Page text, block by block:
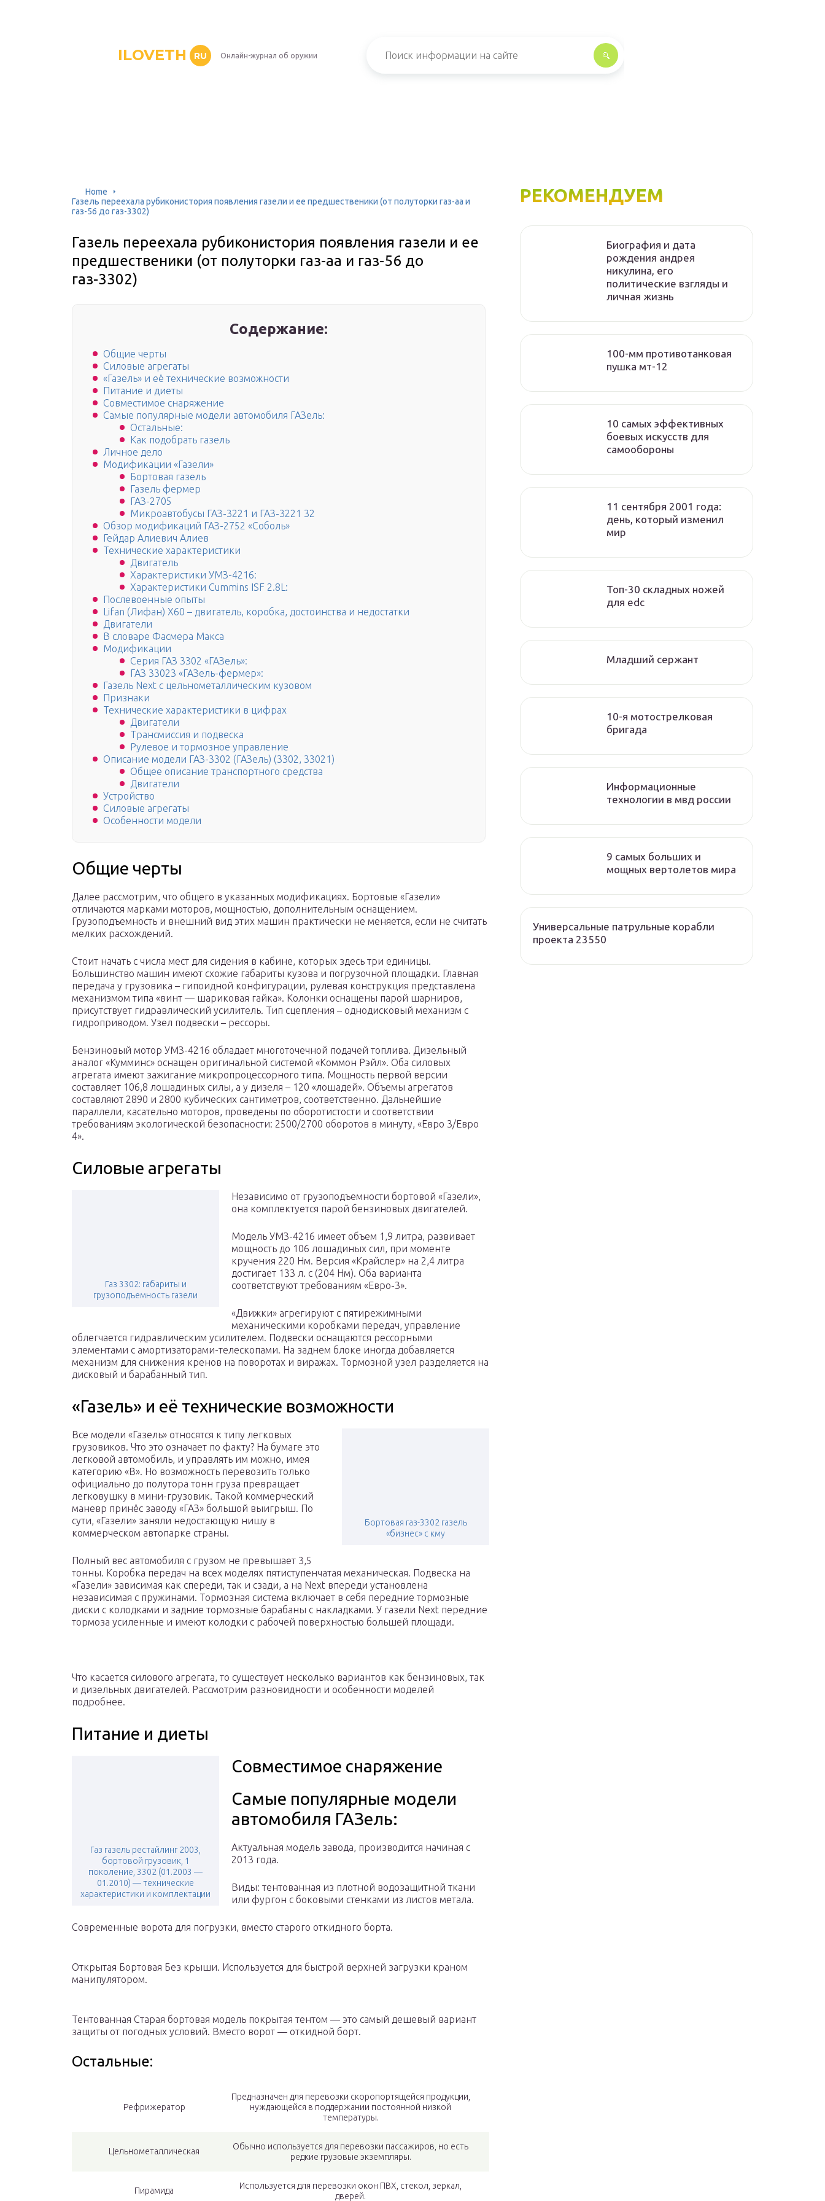
ILOVETH RU Онлайн-журнал об оружии
Home
Газель переехала рубиконистория появления газели и ее предшественики (от полуторки газ-аа и
газ-56 до газ-3302)
Газель переехала рубиконистория появления газели и ее
предшественики (от полуторки газ-аа и газ-56 до
газ-3302)
Содержание:
Общие черты
Силовые агрегаты
«Газель» и её технические возможности
Питание и диеты
Совместимое снаряжение
Самые популярные модели автомобиля ГАЗель:
Остальные:
Как подобрать газель
Личное дело
Модификации «Газели»
Бортовая газель
Газель фермер
ГАЗ-2705
Микроавтобусы ГАЗ-3221 и ГАЗ-3221 32
Обзор модификаций ГАЗ-2752 «Соболь»
Гейдар Алиевич Алиев
Технические характеристики
Двигатель
Характеристики УМЗ-4216:
Характеристики Cummins ISF 2.8L:
Послевоенные опыты
Lifan (Лифан) X60 – двигатель, коробка, достоинства и недостатки
Двигатели
В словаре Фасмера Макса
Модификации
Серия ГАЗ 3302 «ГАЗель»:
ГАЗ 33023 «ГАЗель-фермер»:
Газель Next с цельнометаллическим кузовом
Признаки
Технические характеристики в цифрах
Двигатели
Трансмиссия и подвеска
Рулевое и тормозное управление
Описание модели ГАЗ-3302 (ГАЗель) (3302, 33021)
Общее описание транспортного средства
Двигатели
Устройство
Силовые агрегаты
Особенности модели
Общие черты
Далее рассмотрим, что общего в указанных модификациях. Бортовые «Газели»
отличаются марками моторов, мощностью, дополнительным оснащением.
Грузоподъемность и внешний вид этих машин практически не меняется, если не считать
мелких расхождений.
Стоит начать с числа мест для сидения в кабине, которых здесь три единицы.
Большинство машин имеют схожие габариты кузова и погрузочной площадки. Главная
передача у грузовика – гипоидной конфигурации, рулевая конструкция представлена
механизмом типа «винт — шариковая гайка». Колонки оснащены парой шарниров,
присутствует гидравлический усилитель. Тип сцепления – однодисковый механизм с
гидроприводом. Узел подвески – рессоры.
Бензиновый мотор УМЗ-4216 обладает многоточечной подачей топлива. Дизельный
аналог «Кумминс» оснащен оригинальной системой «Коммон Рэйл». Оба силовых
агрегата имеют зажигание микропроцессорного типа. Мощность первой версии
составляет 106,8 лошадиных силы, а у дизеля – 120 «лошадей». Объемы агрегатов
составляют 2890 и 2800 кубических сантиметров, соответственно. Дальнейшие
параллели, касательно моторов, проведены по оборотистости и соответствии
требованиям экологической безопасности: 2500/2700 оборотов в минуту, «Евро 3/Евро
4».
Силовые агрегаты
Газ 3302: габариты и
грузоподъемность газели
Независимо от грузоподъемности бортовой «Газели»,
она комплектуется парой бензиновых двигателей.
Модель УМЗ-4216 имеет объем 1,9 литра, развивает
мощность до 106 лошадиных сил, при моменте
кручения 220 Нм. Версия «Крайслер» на 2,4 литра
достигает 133 л. с (204 Нм). Оба варианта
соответствуют требованиям «Евро-3».
«Движки» агрегируют с пятирежимными
механическими коробками передач, управление
облегчается гидравлическим усилителем. Подвески оснащаются рессорными
элементами с амортизаторами-телескопами. На заднем блоке иногда добавляется
механизм для снижения кренов на поворотах и виражах. Тормозной узел разделяется на
дисковый и барабанный тип.
«Газель» и её технические возможности
Бортовая газ-3302 газель
«бизнес» с кму
Все модели «Газель» относятся к типу легковых
грузовиков. Что это означает по факту? На бумаге это
легковой автомобиль, и управлять им можно, имея
категорию «В». Но возможность перевозить только
официально до полутора тонн груза превращает
легковушку в мини-грузовик. Такой коммерческий
маневр принёс заводу «ГАЗ» большой выигрыш. По
сути, «Газели» заняли недостающую нишу в
коммерческом автопарке страны.
Полный вес автомобиля с грузом не превышает 3,5
тонны. Коробка передач на всех моделях пятиступенчатая механическая. Подвеска на
«Газели» зависимая как спереди, так и сзади, а на Next впереди установлена
независимая с пружинами. Тормозная система включает в себя передние тормозные
диски с колодками и задние тормозные барабаны с накладками. У газели Next передние
тормоза усиленные и имеют колодки с рабочей поверхностью большей площади.
Что касается силового агрегата, то существует несколько вариантов как бензиновых, так
и дизельных двигателей. Рассмотрим разновидности и особенности моделей
подробнее.
Питание и диеты
Газ газель рестайлинг 2003,
бортовой грузовик, 1
поколение, 3302 (01.2003 —
01.2010) — технические
характеристики и комплектации
Совместимое снаряжение
Самые популярные модели
автомобиля ГАЗель:
Актуальная модель завода, производится начиная с
2013 года.
Виды: тентованная из плотной водозащитной ткани
или фургон с боковыми стенками из листов метала.
Современные ворота для погрузки, вместо старого откидного борта.
Открытая Бортовая Без крыши. Используется для быстрой верхней загрузки краном
манипулятором.
Тентованная Старая бортовая модель покрытая тентом — это самый дешевый вариант
защиты от погодных условий. Вместо ворот — откидной борт.
Остальные:
Рефрижератор
Предназначен для перевозки скоропортящейся продукции,
нуждающейся в поддержании постоянной низкой
температуры.
Цельнометаллическая
Обычно используется для перевозки пассажиров, но есть
редкие грузовые экземпляры.
Пирамида
Используется для перевозки окон ПВХ, стекол, зеркал,
дверей.
РЕКОМЕНДУЕМ
Биография и дата
рождения андрея
никулина, его
политические взгляды и
личная жизнь
100-мм противотанковая
пушка мт-12
10 самых эффективных
боевых искусств для
самообороны
11 сентября 2001 года:
день, который изменил
мир
Топ-30 складных ножей
для edc
Младший сержант
10-я мотострелковая
бригада
Информационные
технологии в мвд россии
9 самых больших и
мощных вертолетов мира
Универсальные патрульные корабли
проекта 23550